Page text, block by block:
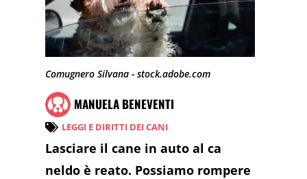
Comugnero Silvana - stock.adobe.com
MANUELA BENEVENTI
LEGGI E DIRITTI DEI CANI
Lasciare il cane in auto al ca
neldo è reato. Possiamo rompere